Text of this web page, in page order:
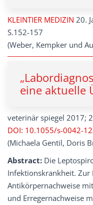
KLEINTIER MEDIZIN 20.
S.152-157
(Weber, Kempker und
eine aktuelle
veterinär spiegel 2017;
DOI: 10.1055/s-0042-
(Michaela Gentil, Doris
Abstract: Die
Infektionskrankheit. Zur
Antikörpernachweise
und Erregernachweise